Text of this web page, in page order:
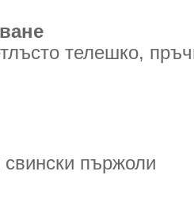
телешко,
пържоли